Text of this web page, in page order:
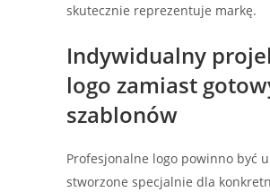
skutecznie reprezentuje markę.
Indywidualny
logo zamiast
szablonów
Profesjonalne logo powinno być
stworzone specjalnie dla